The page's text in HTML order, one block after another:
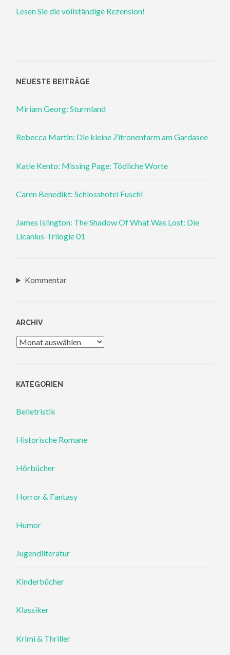
Lesen Sie die vollständige Rezension!
NEUESTE BEITRÄGE
Miriam Georg: Sturmland
Rebecca Martin: Die kleine Zitronenfarm am Gardasee
Katie Kento: Missing Page: Tödliche Worte
Caren Benedikt: Schlosshotel Fuschl
James Islington: The Shadow Of What Was Lost: Die
Licanius-Trilogie 01
Kommentar
ARCHIV
Archiv
KATEGORIEN
Belletristik
Historische Romane
Hörbücher
Horror & Fantasy
Humor
Jugendliteratur
Kinderbücher
Klassiker
Krimi & Thriller